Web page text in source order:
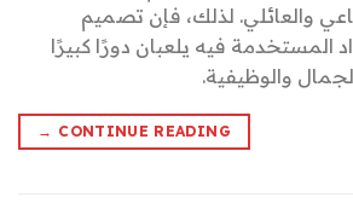
والعائلي. لذلك، فإن تصميم
المستخدمة فيه يلعبان دورًا كبيرًا
والوظيفية.
CONTINUE READING
→